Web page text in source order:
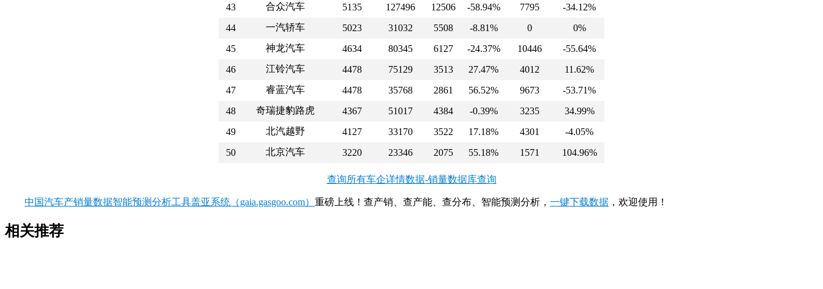
43
合众汽车 5135 127496 12506 -58.94% 7795
-34.12%
44
一汽轿车 5023 31032 5508 -8.81% 0
0%
45
神龙汽车 4634 80345 6127 -24.37% 10446
-55.64%
46
江铃汽车 4478 75129 3513 27.47% 4012
11.62%
47
睿蓝汽车 4478 35768 2861 56.52% 9673
-53.71%
48
奇瑞捷豹路虎 4367 51017 4384 -0.39% 3235
34.99%
49
北汽越野 4127 33170 3522 17.18% 4301
-4.05%
50
北京汽车 3220 23346 2075 55.18% 1571 104.96%
查询所有车企详情数据-销量数据库查询
中国汽车产销量数据智能预测分析工具盖亚系统（gaia.gasgoo.com） 重磅上线！查产销、查产能、查分布、智能预测分析， 一键下载数据 ，欢迎使用！
相关推荐